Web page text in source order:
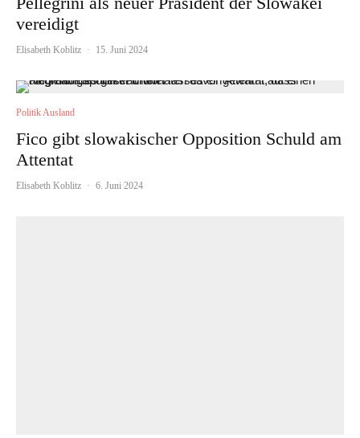
vereidigt
Elisabeth Koblitz · 15. Juni 2024
Politik Ausland
Fico gibt slowakischer Opposition Schuld am
Attentat
Elisabeth Koblitz · 6. Juni 2024